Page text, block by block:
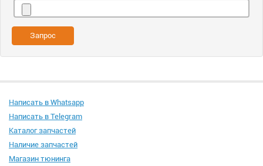
Запрос
Написать в Whatsapp
Написать в Telegram
Каталог запчастей
Наличие запчастей
Магазин тюнинга